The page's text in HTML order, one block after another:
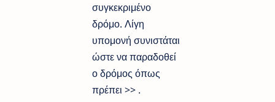
συγκεκριμένο
δρόμο. Λίγη
υπομονή συνιστάται
ώστε να παραδοθεί
ο δρόμος όπως
πρέπει >> .